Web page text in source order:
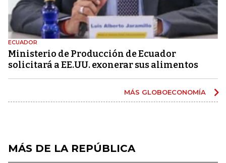
ECUADOR
Ministerio de Producción de Ecuador
solicitará a EE.UU. exonerar sus alimentos
MÁS GLOBOECONOMÍA
MÁS DE LA REPÚBLICA